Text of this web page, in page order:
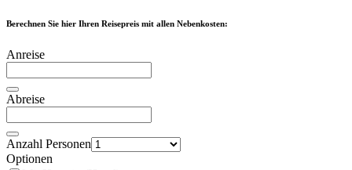
Berechnen Sie hier Ihren Reisepreis mit allen Nebenkosten:
Anreise
Abreise
Anzahl Personen
Optionen